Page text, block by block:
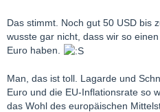
Das stimmt. Noch gut 50 USD bis
wusste gar nicht, dass wir so
Euro haben.
Man, das ist toll. Lagarde und
Euro und die EU-Inflationsrate so
das Wohl des europäischen